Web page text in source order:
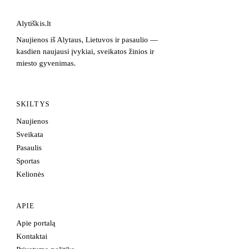
Alytiškis.lt
Naujienos iš Alytaus, Lietuvos ir pasaulio —
kasdien naujausi įvykiai, sveikatos žinios ir
miesto gyvenimas.
SKILTYS
Naujienos
Sveikata
Pasaulis
Sportas
Kelionės
APIE
Apie portalą
Kontaktai